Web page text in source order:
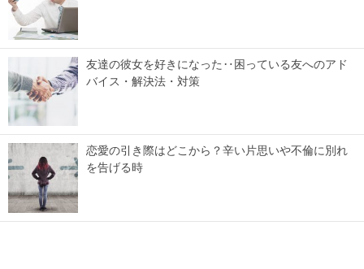
友達の彼女を好きになった‥困っている友へのアド
バイス・解決法・対策
恋愛の引き際はどこから？辛い片思いや不倫に別れ
を告げる時